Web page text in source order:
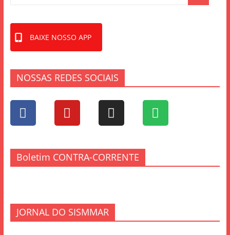
BAIXE NOSSO APP
NOSSAS REDES SOCIAIS
Boletim CONTRA-CORRENTE
JORNAL DO SISMMAR